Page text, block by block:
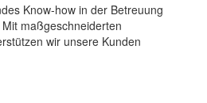
Know-how in der Betreuung
maßgeschneiderten
wir unsere Kunden